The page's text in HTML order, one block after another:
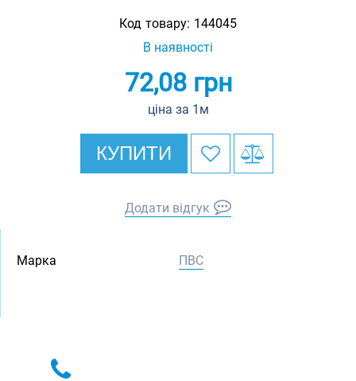
Код товару: 144045
В наявності
72,08грн
ціна за 1м
КУПИТИ
Додати відгук
Марка ПВС